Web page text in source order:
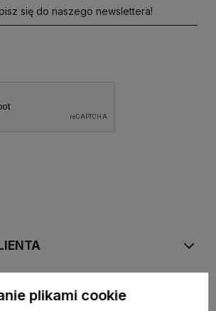
się do naszego newslettera!
plikami cookie